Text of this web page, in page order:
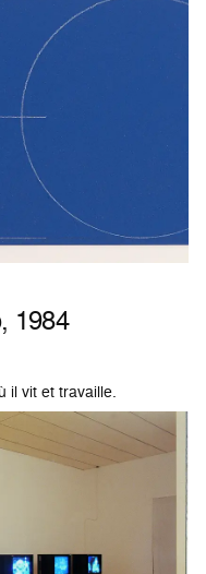
1984
il vit et travaille.